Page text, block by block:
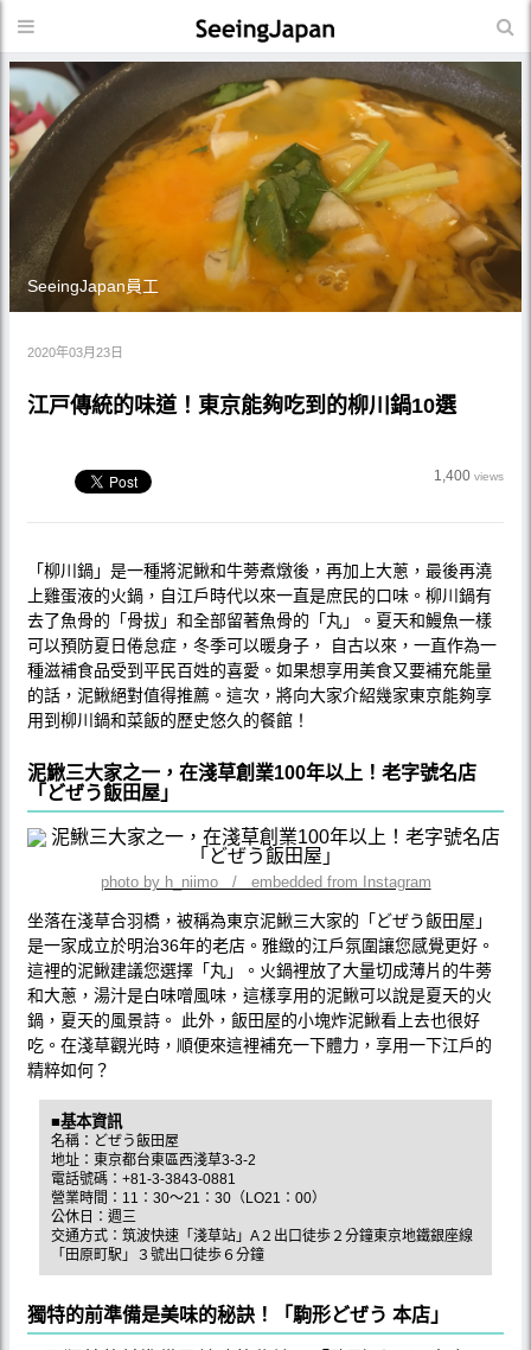
SeeingJapan員工
2020年03月23日
江戸傳統的味道！東京能夠吃到的柳川鍋10選
1,400 views
「柳川鍋」是一種將泥鰍和牛蒡煮燉後，再加上大蔥，最後再澆
上雞蛋液的火鍋，自江戶時代以來一直是庶民的口味。柳川鍋有
去了魚骨的「骨拔」和全部留著魚骨的「丸」。夏天和鰻魚一樣
可以預防夏日倦怠症，冬季可以暖身子， 自古以來，一直作為一
種滋補食品受到平民百姓的喜愛。如果想享用美食又要補充能量
的話，泥鰍絕對值得推薦。這次，將向大家介紹幾家東京能夠享
用到柳川鍋和菜飯的歷史悠久的餐館！
泥鰍三大家之一，在淺草創業100年以上！老字號名店
「どぜう飯田屋」
photo by h_niimo / embedded from Instagram
坐落在淺草合羽橋，被稱為東京泥鰍三大家的「どぜう飯田屋」
是一家成立於明治36年的老店。雅緻的江戶氛圍讓您感覺更好。
這裡的泥鰍建議您選擇「丸」。火鍋裡放了大量切成薄片的牛蒡
和大蔥，湯汁是白味噌風味，這樣享用的泥鰍可以說是夏天的火
鍋，夏天的風景詩。 此外，飯田屋的小塊炸泥鰍看上去也很好
吃。在淺草觀光時，順便來這裡補充一下體力，享用一下江戶的
精粹如何？
■基本資訊
名稱：どぜう飯田屋
地址：東京都台東區西淺草3-3-2
電話號碼：+81-3-3843-0881
營業時間：11：30～21：30（LO21：00）
公休日：週三
交通方式：筑波快速「淺草站」A２出口徒歩２分鐘東京地鐵銀座線
「田原町駅」３號出口徒歩６分鐘
獨特的前準備是美味的秘訣！「駒形どぜう 本店」